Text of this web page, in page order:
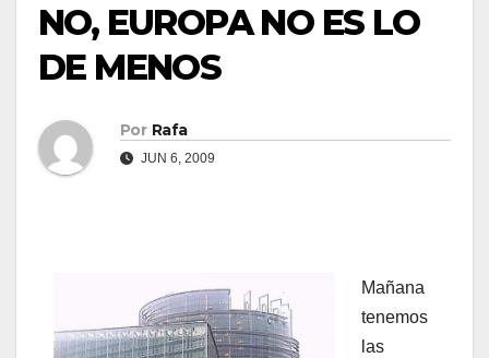
NO, EUROPA NO ES LO
DE MENOS
Por Rafa
JUN 6, 2009
Mañana
tenemos
las